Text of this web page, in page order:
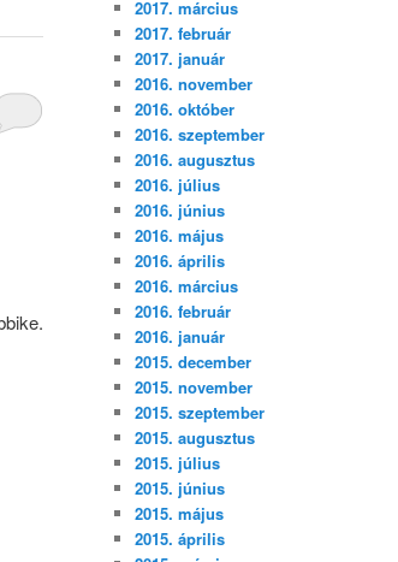
2017. március
2017. február
2017. január
2016. november
2016. október
2016. szeptember
2016. augusztus
2016. július
2016. június
2016. május
2016. április
2016. március
2016. február
2016. január
2015. december
2015. november
2015. szeptember
2015. augusztus
2015. július
2015. június
2015. május
2015. április